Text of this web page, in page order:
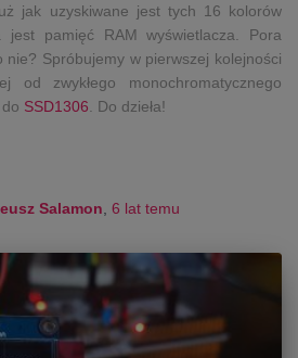
jak uzyskiwane jest tych 16 kolorów
jest pamięć RAM wyświetlacza. Pora
Spróbujemy w pierwszej kolejności
od zwykłego monochromatycznego
SSD1306 . Do dzieła!
Salamon 6 lat temu